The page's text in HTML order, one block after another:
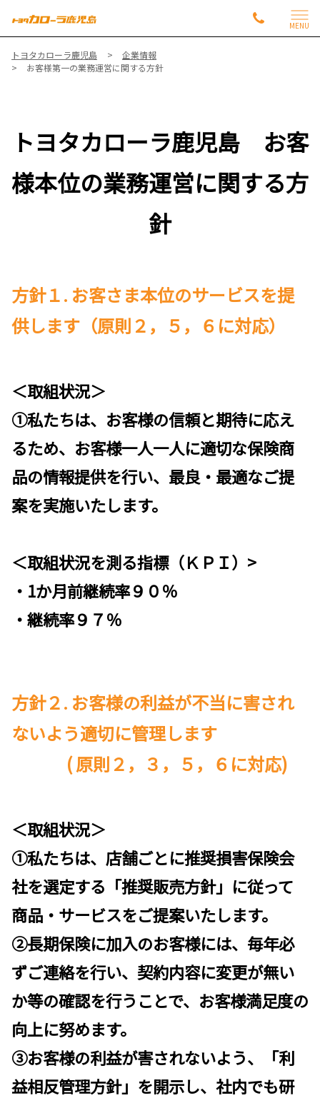
MENU
トヨタカローラ鹿児島
企業情報
お客様第一の業務運営に関する方針
トヨタカローラ鹿児島 お客
様本位の業務運営に関する方
針
方針１. お客さま本位のサービスを提
供します （原則２，５，６に対応）
＜取組状況＞
①私たちは、お客様の信頼と期待に応え
るため、お客様一人一人に適切な保険商
品の情報提供を行い、最良・最適なご提
案を実施いたします。
＜取組状況を測る指標（ＫＰＩ）>
・1か月前継続率９０％
・継続率９７％
方針２. お客様の利益が不当に害され
ないよう適切に管理します
(原則２，３，５，６に対応)
＜取組状況＞
①私たちは、店舗ごとに推奨損害保険会
社を選定する「推奨販売方針」に従って
商品・サービスをご提案いたします。
②長期保険に加入のお客様には、毎年必
ずご連絡を行い、契約内容に変更が無い
か等の確認を行うことで、お客様満足度の
向上に努めます。
③お客様の利益が害されないよう、「利
益相反管理方針」を開示し、社内でも研